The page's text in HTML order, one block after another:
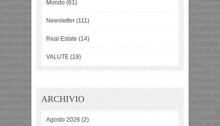
Mondo (61)
Newsletter (111)
Real Estate (14)
VALUTE (19)
ARCHIVIO
Agosto 2026 (2)